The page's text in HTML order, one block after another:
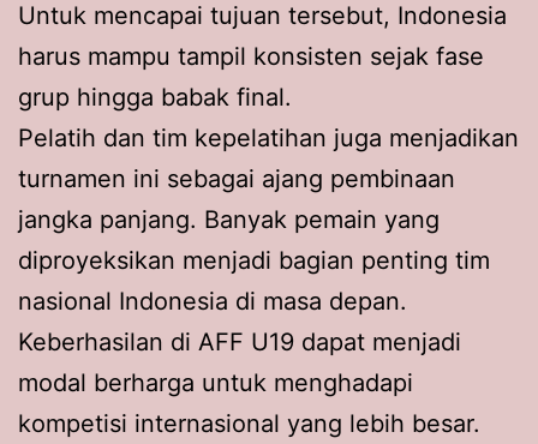
Untuk mencapai tujuan tersebut, Indonesia
harus mampu tampil konsisten sejak fase
grup hingga babak final.
Pelatih dan tim kepelatihan juga menjadikan
turnamen ini sebagai ajang pembinaan
jangka panjang. Banyak pemain yang
diproyeksikan menjadi bagian penting tim
nasional Indonesia di masa depan.
Keberhasilan di AFF U19 dapat menjadi
modal berharga untuk menghadapi
kompetisi internasional yang lebih besar.